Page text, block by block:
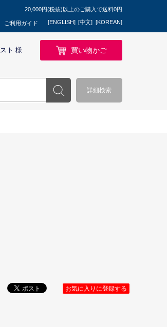
20,000円(税抜)以上のご購入で送料0円
ご利用ガイド [ENGLISH] [中文] [KOREAN]
ト 様 買い物かご
詳細検索
お気に入りに登録する